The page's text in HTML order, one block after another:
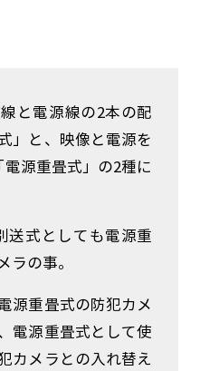
と電源線の2本の配
」と、映像と電源を
源重畳式」の2種に
送式としても電源重
ラの事。
源重畳式の防犯カメ
電源重畳式として使
カメラとの入れ替え